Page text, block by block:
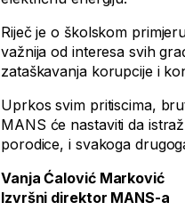
Riječ je o školskom
važnija od interesa svih
zataškavanja korupcije i
Uprkos svim pritiscima,
MANS će nastaviti da
porodice, i svakoga
Vanja Ćalović Marković
Izvršni direktor MANS-a